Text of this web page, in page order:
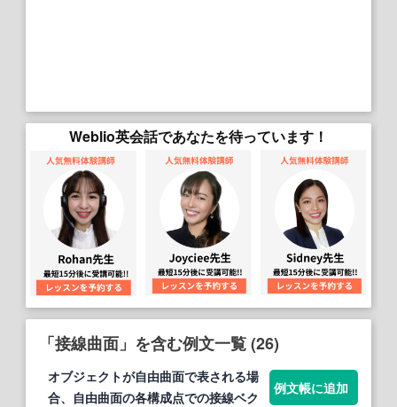
Weblio英会話であなたを待っています！
「接線曲面」を含む例文一覧 (26)
オブジェクトが自由曲面で表される場
合、自由曲面の各構成点での接線ベク
例文帳に追加